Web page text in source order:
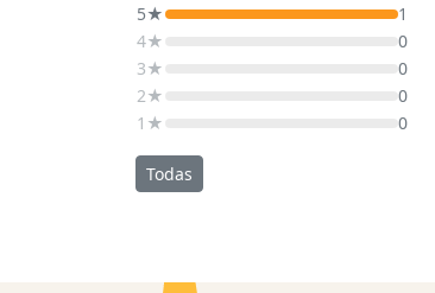
5★
1
4★
0
3★
0
2★
0
1★
0
Todas